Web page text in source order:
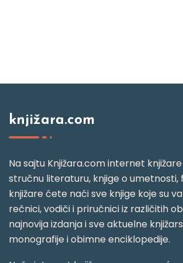
knjižara.com
Na sajtu Knjižara.com internet
stručnu literaturu, knjige o umetnosti,
knjižare ćete naći sve knjige koje su
rečnici, vodiči i priručnici iz različitih
najnovija izdanja i sve aktuelne
monografije i obimne enciklopedije.